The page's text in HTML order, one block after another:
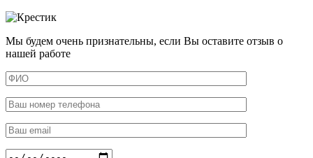
Мы будем очень признательны, если Вы оставите отзыв о
нашей работе